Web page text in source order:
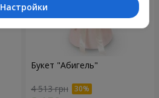
Букет "Абигель"
4 513 грн
Настройки